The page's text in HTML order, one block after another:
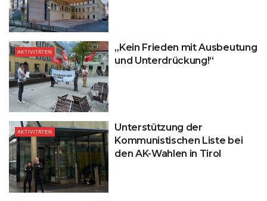
AKTIVITÄTEN
„Kein Frieden mit Ausbeutung
und Unterdrückung!“
AKTIVITÄTEN
Unterstützung der
Kommunistischen Liste bei
den AK-Wahlen in Tirol